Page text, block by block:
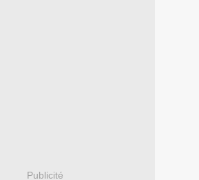
Publicité